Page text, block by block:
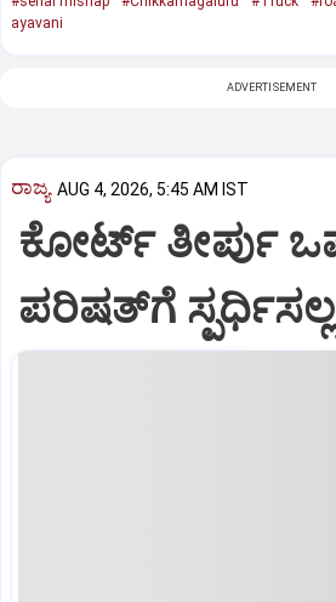
ayavani
ADVERTISEMENT
ರಾಜ್ಯ AUG 4, 2026, 5:45 AM IST
ಕೋರ್ಟ್‌ ತೀರ್ಪು
ಪರಿಷತ್‌ಗೆ